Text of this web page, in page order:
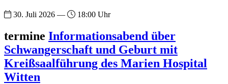
30. Juli 2026 — 18:00 Uhr
termine Informationsabend über
Schwangerschaft und Geburt mit
Kreißsaalführung des Marien Hospital
Witten